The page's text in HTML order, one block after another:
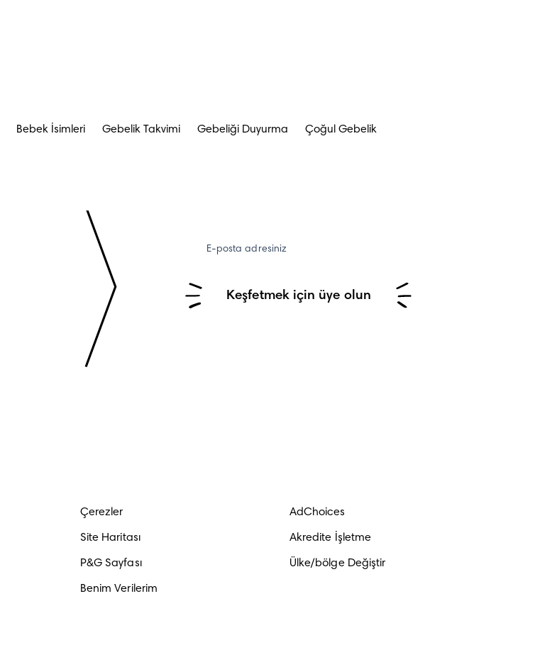
Bebek İsimleri Gebelik Takvimi Gebeliği Duyurma Çoğul Gebelik
E-posta adresiniz
Keşfetmek için üye olun
Çerezler
Site Haritası
P&G Sayfası
Benim Verilerim
AdChoices
Akredite İşletme
Ülke/bölge Değiştir